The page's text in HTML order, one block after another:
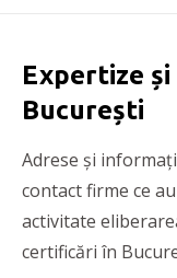
Expertize
București
Adrese și
contact firme ce
activitate
certificări în